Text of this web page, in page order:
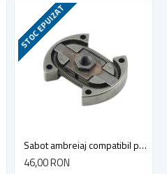
STOC EPUIZAT
Sabot ambreiaj compatibil pentru drujba Husqvarna 51, 55, 254, 257
46,00 RON